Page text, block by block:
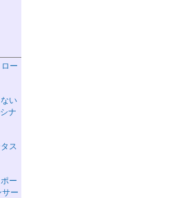
ー
い
ナ
ス
ー
ー